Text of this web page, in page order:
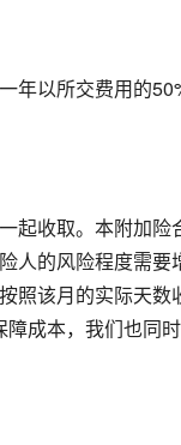
年以所交费用的
起收取。本附加
人的风险程度需
照该月的实际天
成本，我们也同